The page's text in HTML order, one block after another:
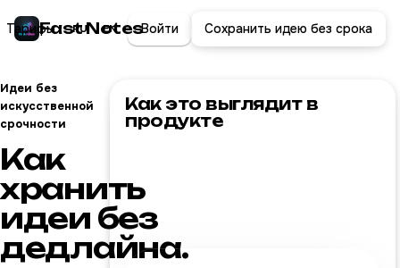
Fast Notes
Тарифы RU EN Войти Сохранить идею без срока
Идеи без
искусственной
срочности
Как
хранить
идеи без
дедлайна.
Как это выглядит в
продукте